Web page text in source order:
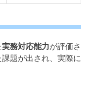
実務対応能力が評価さ
題が出され、実際に